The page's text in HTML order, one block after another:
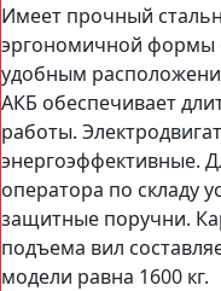
Имеет прочный
эргономичной формы
удобным
АКБ обеспечивает
работы.
энергоэффективные.
оператора по складу
защитные поручни.
подъема вил
модели равна 1600 кг.